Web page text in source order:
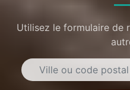
Utilisez le formulaire de